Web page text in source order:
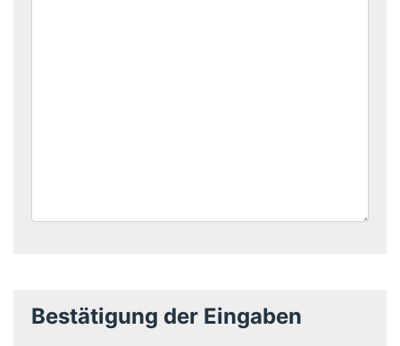
Bestätigung der Eingaben